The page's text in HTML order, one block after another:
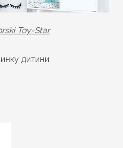
Toy-Star
дитини